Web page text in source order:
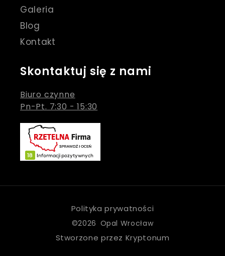
Galeria
Blog
Kontakt
Skontaktuj się z nami
Biuro czynne
Pn-Pt. 7:30 - 15:30
©2026 Opal Wrocław
Stworzone przez Kryptonum
Polityka prywatności